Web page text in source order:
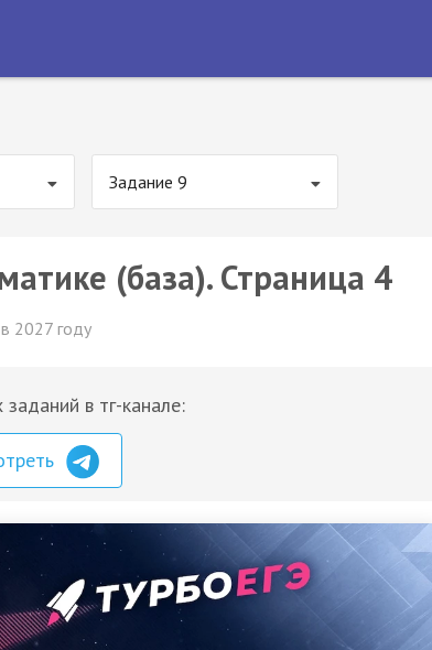
Задание 9
(база). Страница 4
2027 году
в тг-канале: